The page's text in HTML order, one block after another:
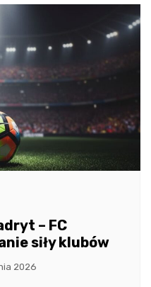
– FC
siły klubów
2026